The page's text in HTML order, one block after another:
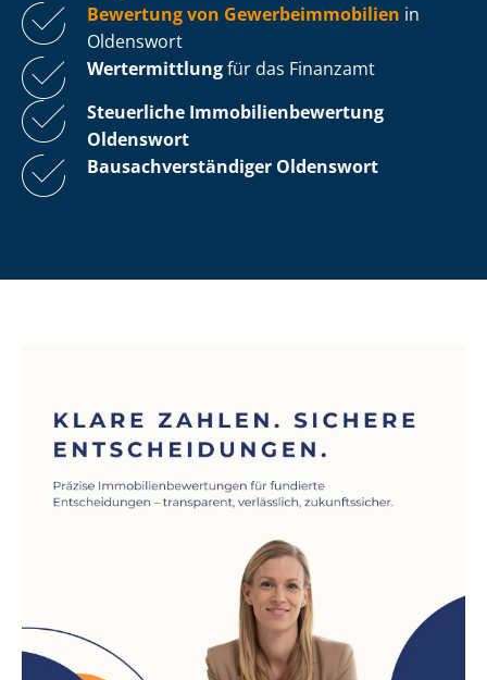
Bewertung von Ge­wer­be­im­mo­bi­li­en in
Oldenswort
Wertermittlungfür das Finanzamt
Steuerliche Im­mo­bi­li­en­be­wer­tung
Oldenswort
Bau­sach­ver­stän­di­ger Oldenswort